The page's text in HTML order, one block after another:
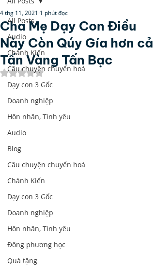
All Posts
Audio
Chánh Kiến
Câu chuyện chuyển hoá
Dạy con 3 Gốc
Doanh nghiệp
Hôn nhân, Tình yêu
Audio
Blog
Câu chuyện chuyển hoá
Chánh Kiến
Dạy con 3 Gốc
Doanh nghiệp
Hôn nhân, Tình yêu
Đông phương học
Quà tặng
Cha Mẹ Dạy Con Điều
Này Còn Qúy Gía hơn cả
Tấn Vàng Tấn Bạc
4 thg 11, 2021 1 phút đọc
Đã xếp hạng NaN/5 sao.